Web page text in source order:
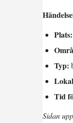
Plats:
Typ:
Tid
Sidan